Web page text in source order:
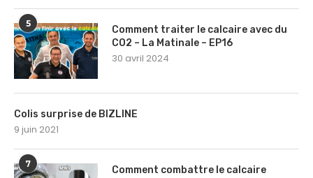
5
Comment traiter le calcaire avec du
CO2 – La Matinale – EP16
30 avril 2024
Colis surprise de BIZLINE
9 juin 2021
7
Comment combattre le calcaire